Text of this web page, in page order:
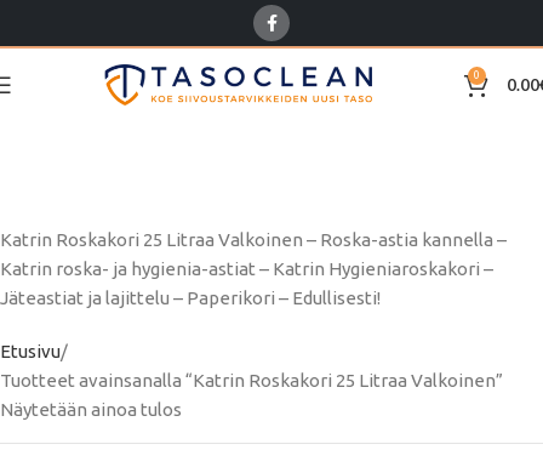
0 0.00
Katrin Roskakori 25 Litraa Valkoinen – Roska-astia kannella –
Katrin roska- ja hygienia-astiat – Katrin Hygieniaroskakori –
Jäteastiat ja lajittelu – Paperikori – Edullisesti!
Etusivu
Tuotteet avainsanalla “Katrin Roskakori 25 Litraa Valkoinen”
Näytetään ainoa tulos